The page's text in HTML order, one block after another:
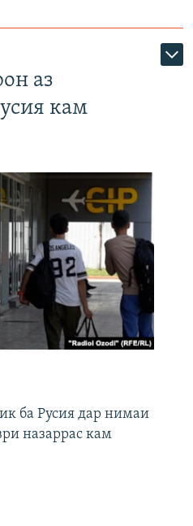
аз
кам
ба Русия дар нимаи
назаррас кам